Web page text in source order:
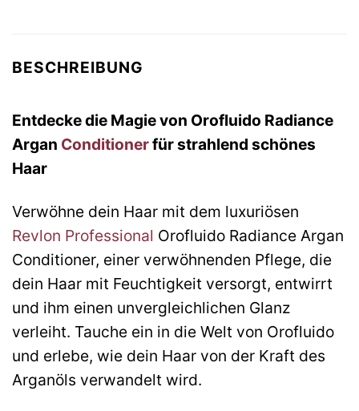
BESCHREIBUNG
Entdecke die Magie von Orofluido Radiance
Argan Conditionerfür strahlend schönes
Haar
Verwöhne dein Haar mit dem luxuriösen
Revlon Professional Orofluido Radiance Argan
Conditioner, einer verwöhnenden Pflege, die
dein Haar mit Feuchtigkeit versorgt, entwirrt
und ihm einen unvergleichlichen Glanz
verleiht. Tauche ein in die Welt von Orofluido
und erlebe, wie dein Haar von der Kraft des
Arganöls verwandelt wird.